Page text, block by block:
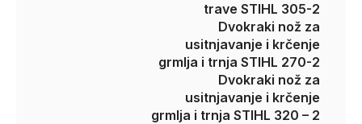
trave STIHL 305-2
Dvokraki nož za
usitnjavanje i krčenje
grmlja i trnja STIHL 270-2
Dvokraki nož za
usitnjavanje i krčenje
grmlja i trnja STIHL 320 – 2